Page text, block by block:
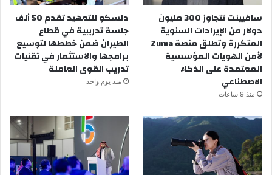
سافيينت تتجاوز 300 مليون
دولار من الإيرادات السنوية
المتكررة وتطلق منصة Zuma
لأمن الهويات المؤسسية
المعتمدة على الذكاء
الاصطناعي
منذ 9 ساعات
دلسكو للتعهيد تقدم 50 ألف
جلسة تدريبية في قطاع
الطيران ضمن خططها لتوسيع
برامجها والاستثمار في تقنيات
تدريب القوى العاملة
منذ يوم واحد